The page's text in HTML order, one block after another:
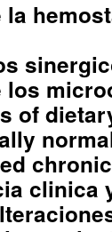
la
los
of
clinica